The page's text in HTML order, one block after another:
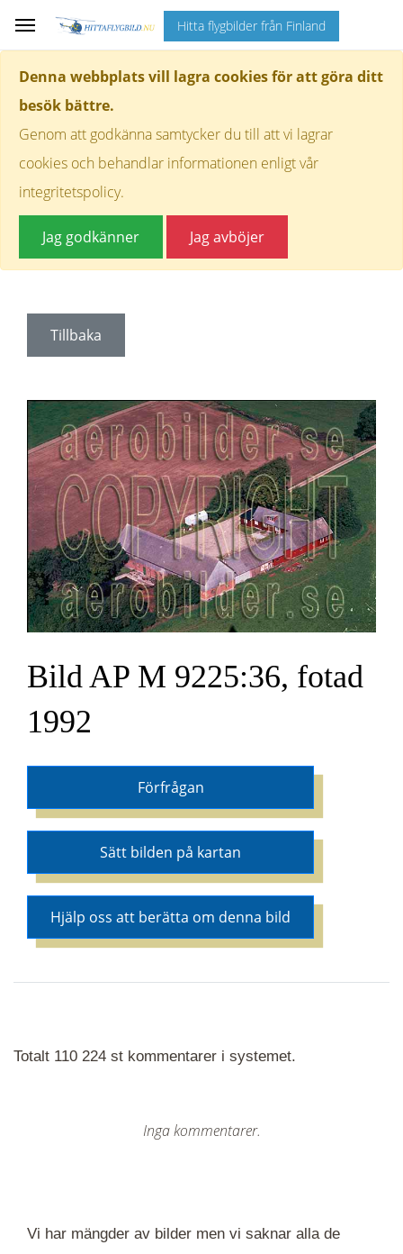
Denna webbplats vill lagra cookies för att göra ditt
besök bättre.
Genom att godkänna samtycker du till att vi lagrar
cookies och behandlar informationen enligt vår
integritetspolicy.
Jag godkänner Jag avböjer
Hitta flygbilder från Finland
Tillbaka
Bild AP M 9225:36, fotad
1992
Förfrågan
Sätt bilden på kartan
Hjälp oss att berätta om denna bild
Totalt 110 224 st kommentarer i systemet.
Inga kommentarer.
Vi har mängder av bilder men vi saknar alla de